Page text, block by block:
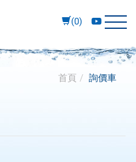
(0)
首頁 詢價車